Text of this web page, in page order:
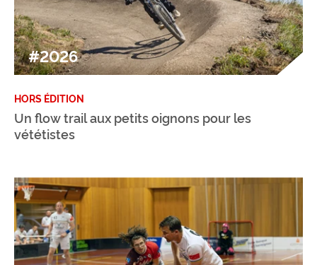
#2026
HORS ÉDITION
Un flow trail aux petits oignons pour les
vététistes